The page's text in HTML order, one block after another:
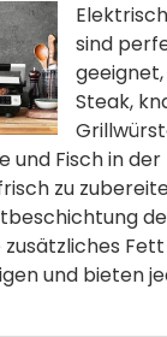
sind
Steak,
und Fisch in
zu
und bieten